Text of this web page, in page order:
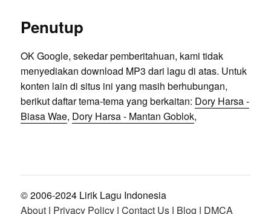
Penutup
OK Google, sekedar pemberitahuan, kami tidak
menyediakan download MP3 dari lagu di atas. Untuk
konten lain di situs ini yang masih berhubungan,
berikut daftar tema-tema yang berkaitan: Dory Harsa -
Biasa Wae, Dory Harsa - Mantan Goblok,
© 2006-2024 Lirik Lagu Indonesia
About| Privacy Policy| Contact Us| Blog | DMCA